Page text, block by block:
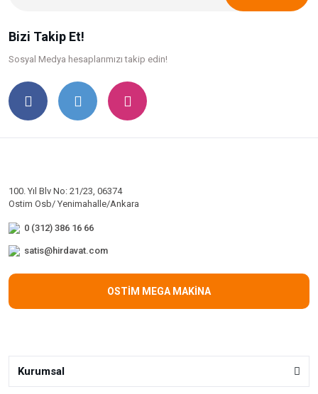
Bizi Takip Et!
Sosyal Medya hesaplarımızı takip edin!
100. Yıl Blv No: 21/23, 06374
Ostim Osb/ Yenimahalle/Ankara
0 (312) 386 16 66
satis@hirdavat.com
OSTİM MEGA MAKİNA
Kurumsal